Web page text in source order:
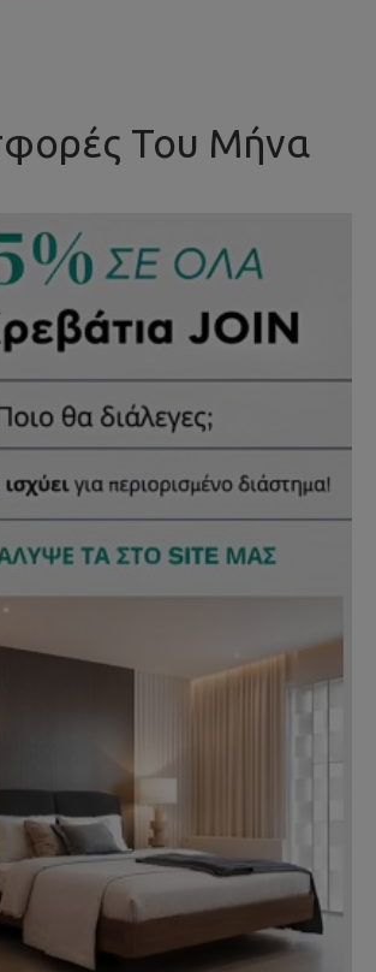
Του Μήνα